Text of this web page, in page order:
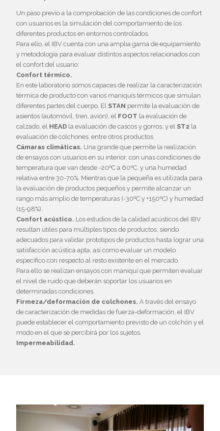
Un paso previo a la comprobación de las condiciones de confort
con usuarios es la simulación del comportamiento de los
diferentes productos en entornos controlados.
Para ello, el IBV cuenta con una amplia gama de equipamiento
y metodología para evaluar distintos aspectos relacionados con
el confort del usuario:
Confort térmico.
En este laboratorio somos capaces de realizar la caracterización
térmica de producto con varios maniquís térmicos que simulan
diferentes partes del cuerpo. El STAN permite la evaluación de
asientos (automóvil, tren, avión), el FOOT la evaluación de
calzado, el HEAD la evaluación de cascos y gorros, y el ST2 la
evaluación de colchones, entre otros productos.
Cámaras climáticas. Una grande que permite la realización
de ensayos con usuarios en su interior, con unas condiciones de
temperatura que van desde -20ºC a 60ºC, y una humedad
relativa entre 30-70%. Mientras que la pequeña es utilizada para
la evaluación de productos pequeños y permite alcanzar un
rango más amplio de temperaturas (-30ºC y +150ºC) y humedad
(15-98%).
Confort acústico. Los estudios de la calidad acústicos del IBV
resultan útiles para múltiples tipos de productos, siendo
adecuados para validar prototipos de productos hasta lograr una
satisfacción acústica apta, así como evaluar un modelo
específico con respecto al resto existente en el mercado.
Para ello se realizan ensayos con maniquí que permiten evaluar
el nivel de ruido que deberán soportar los usuarios en
determinadas condiciones.
Firmeza/deformación de colchones. A través del ensayo
de caracterización de medidas de fuerza-deformación, el IBV
puede establecer el comportamiento previsto de un colchón y el
modo en el que se percibirá por los sujetos.
Impermeabilidad.